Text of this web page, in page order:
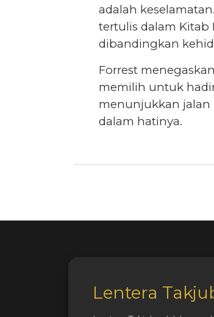
adalah
tertulis dalam Kitab
dibandingkan
Forrest
memilih untuk
menunjukkan jalan
dalam hatinya.
Lentera